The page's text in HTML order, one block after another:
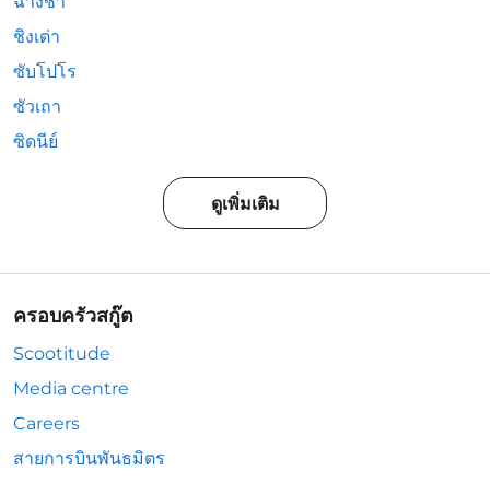
ชิงเต่า
ซับโปโร
ซัวเถา
ซิดนีย์
ดูเพิ่มเติม
ครอบครัวสกู๊ต
Scootitude
Media centre
Careers
สายการบินพันธมิตร